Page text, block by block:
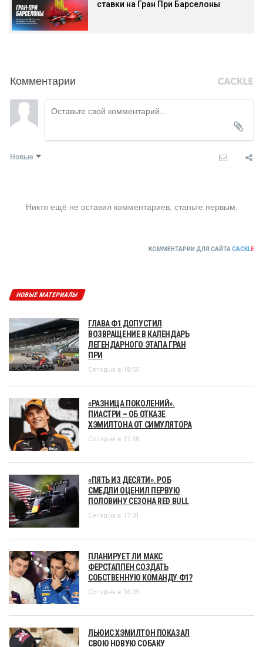
ставки на Гран При Барселоны
Комментарии
Новые
Никто ещё не оставил комментариев, станьте первым.
КОММЕНТАРИИ ДЛЯ САЙТА CACKLE
НОВЫЕ МАТЕРИАЛЫ
ГЛАВА Ф1 ДОПУСТИЛ
ВОЗВРАЩЕНИЕ В КАЛЕНДАРЬ
ЛЕГЕНДАРНОГО ЭТАПА ГРАН
ПРИ
Сегодня в 18:55
«РАЗНИЦА ПОКОЛЕНИЙ».
ПИАСТРИ – ОБ ОТКАЗЕ
ХЭМИЛТОНА ОТ СИМУЛЯТОРА
Сегодня в 17:58
«ПЯТЬ ИЗ ДЕСЯТИ». РОБ
СМЕДЛИ ОЦЕНИЛ ПЕРВУЮ
ПОЛОВИНУ СЕЗОНА RED BULL
Сегодня в 17:01
ПЛАНИРУЕТ ЛИ МАКС
ФЕРСТАППЕН СОЗДАТЬ
СОБСТВЕННУЮ КОМАНДУ Ф1?
Сегодня в 16:05
ЛЬЮИС ХЭМИЛТОН ПОКАЗАЛ
СВОЮ НОВУЮ СОБАКУ